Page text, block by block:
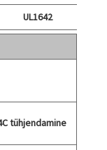
UL1642
tühjendamine